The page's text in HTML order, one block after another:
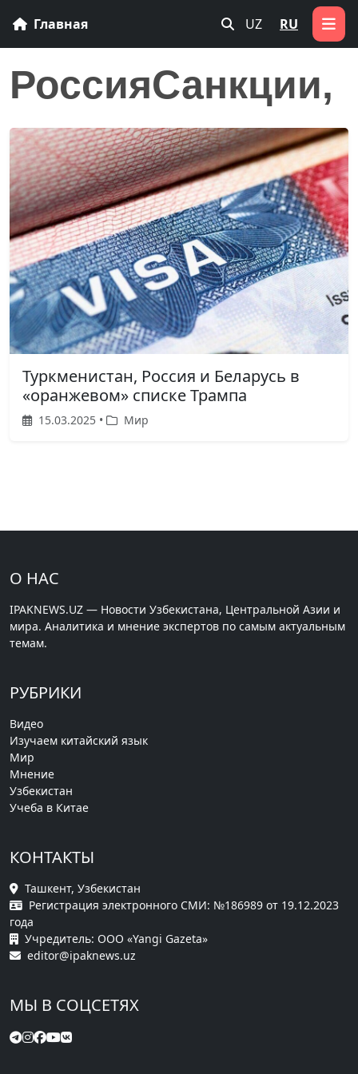
Главная UZ RU
РоссияСанкции,
Туркменистан, Россия и Беларусь в
«оранжевом» списке Трампа
15.03.2025 • Мир
О НАС
IPAKNEWS.UZ — Новости Узбекистана, Центральной Азии и
мира. Аналитика и мнение экспертов по самым актуальным
темам.
РУБРИКИ
Видео
Изучаем китайский язык
Мир
Мнение
Узбекистан
Учеба в Китае
КОНТАКТЫ
Ташкент, Узбекистан
Регистрация электронного СМИ: №186989 от 19.12.2023
года
Учредитель: ООО «Yangi Gazeta»
editor@ipaknews.uz
МЫ В СОЦСЕТЯХ